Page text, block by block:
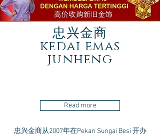
忠兴金商
kedai emas
junheng
Read more
忠兴金商从2007年在Pekan Sungai Besi 开办